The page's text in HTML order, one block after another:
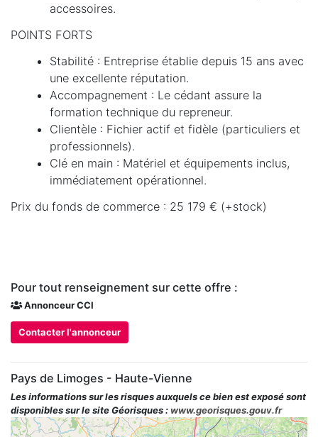
accessoires.
POINTS FORTS
Stabilité : Entreprise établie depuis 15 ans avec
une excellente réputation.
Accompagnement : Le cédant assure la
formation technique du repreneur.
Clientèle : Fichier actif et fidèle (particuliers et
professionnels).
Clé en main : Matériel et équipements inclus,
immédiatement opérationnel.
Prix du fonds de commerce : 25 179 € (+stock)
Pour tout renseignement sur cette offre :
Annonceur CCI
Contacter l'annonceur
Pays de Limoges - Haute-Vienne
Les informations sur les risques auxquels ce bien est exposé sont
disponibles sur le site Géorisques : www.georisques.gouv.fr